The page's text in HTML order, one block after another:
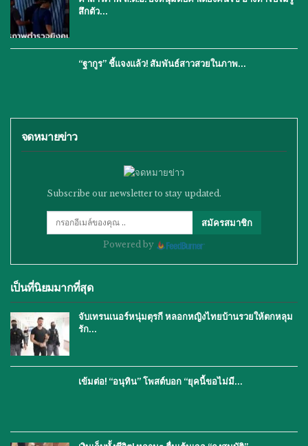
สึกตัว…
“ฐากูร” ชี้แจงแล้ว! สัมพันธ์สาวสวยในภาพ…
จดหมายข่าว
Subscribe our newsletter to stay updated.
สมัครสมาชิก
Powered by
เป็นที่นิยมมากที่สุด
จับเทรนเนอร์หนุ่มตุรกี หลอกหญิงไทยบ้านรวยให้ตกหลุม
รัก…
เข้มต่อ! “อนุทิน” โพสต์บอก “ยุคนี้ขอไม่มี…